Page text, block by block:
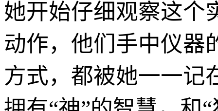
她开始仔细观察这个
动作，他们手中仪器
方式，都被她一一记